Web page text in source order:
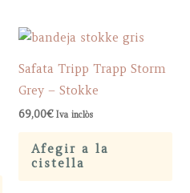
Safata Tripp Trapp Storm
Grey – Stokke
69,00€ Iva inclòs
Afegir a la
cistella